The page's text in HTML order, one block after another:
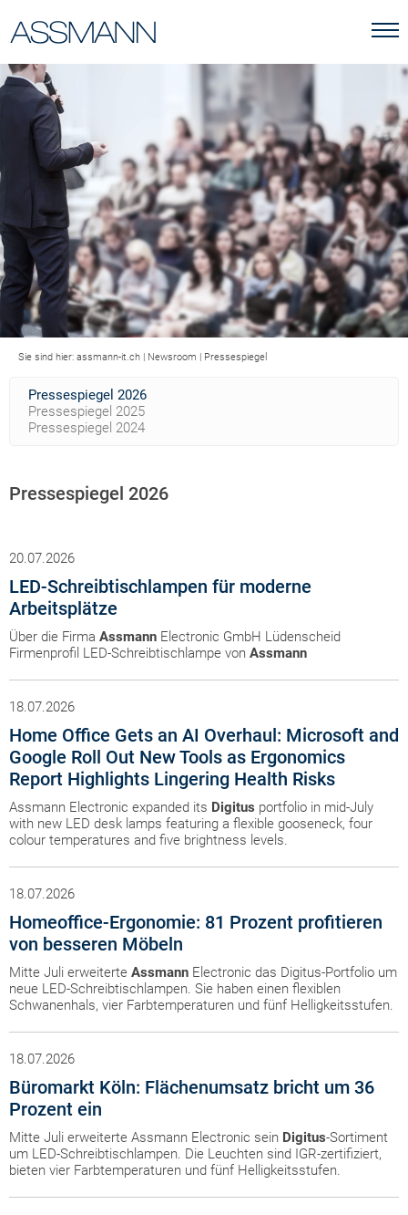
Sie sind hier: assmann-it.ch | Newsroom | Pressespiegel
Pressespiegel 2026
Pressespiegel 2025
Pressespiegel 2024
Pressespiegel 2026
20.07.2026
LED-Schreibtischlampen für moderne
Arbeitsplätze
Über die Firma Assmann Electronic GmbH Lüdenscheid
Firmenprofil LED-Schreibtischlampe von Assmann
18.07.2026
Home Office Gets an AI Overhaul: Microsoft and
Google Roll Out New Tools as Ergonomics
Report Highlights Lingering Health Risks
Assmann Electronic expanded its Digitus portfolio in mid-July
with new LED desk lamps featuring a flexible gooseneck, four
colour temperatures and five brightness levels.
18.07.2026
Homeoffice-Ergonomie: 81 Prozent profitieren
von besseren Möbeln
Mitte Juli erweiterte Assmann Electronic das Digitus-Portfolio um
neue LED-Schreibtischlampen. Sie haben einen flexiblen
Schwanenhals, vier Farbtemperaturen und fünf Helligkeitsstufen.
18.07.2026
Büromarkt Köln: Flächenumsatz bricht um 36
Prozent ein
Mitte Juli erweiterte Assmann Electronic sein Digitus-Sortiment
um LED-Schreibtischlampen. Die Leuchten sind IGR-zertifiziert,
bieten vier Farbtemperaturen und fünf Helligkeitsstufen.